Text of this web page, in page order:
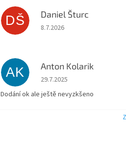
DŠ Daniel Šturc
Hodnocení obchodu je 5 z 5
8.7.2026
AK Anton Kolarik
Hodnocení obchodu je 5 z 5
29.7.2025
Dodání ok ale ještě nevyzkšeno